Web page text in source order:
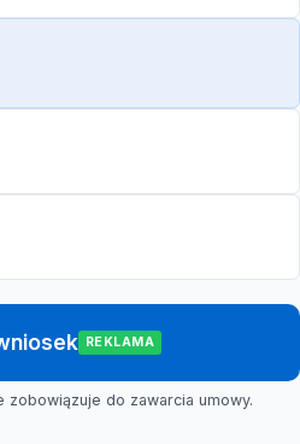
REKLAMA
zobowiązuje do zawarcia umowy.